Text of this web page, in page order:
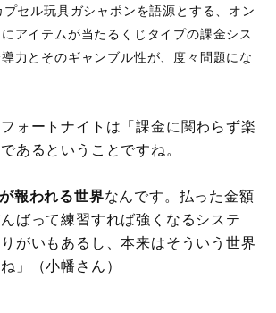
セル玩具ガシャポンを語源とする、オン
アイテムが当たるくじタイプの課金シス
力とそのギャンブル性が、度々問題にな
ォートナイトは「課金に関わらず楽
あるということですね。
報われる世界なんです。払った金額
ばって練習すれば強くなるシステ
がいもあるし、本来はそういう世界
」（小幡さん）